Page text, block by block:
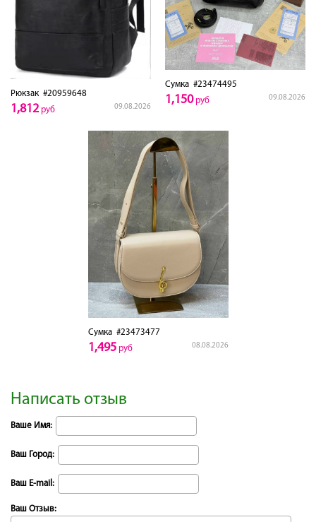
Рюкзак #20959648
09.08.2026
1,812руб
Сумка #23474495
09.08.2026
1,150руб
Сумка#23473477
08.08.2026
1,495руб
Написать отзыв
Ваше Имя:
Ваш Город:
Ваш E-mail:
Ваш Отзыв: